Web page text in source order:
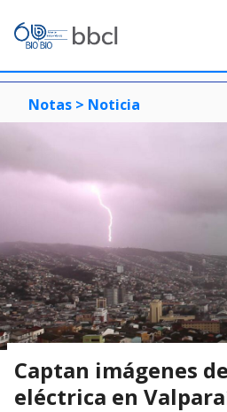
Notas > Noticia
Captan imágenes
eléctrica en